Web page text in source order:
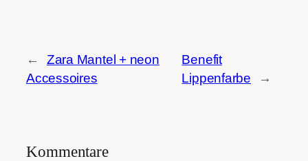
←
Zara Mantel + neon
Accessoires
Benefit
Lippenfarbe
→
Kommentare